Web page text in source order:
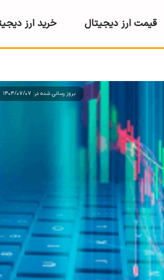
قیمت ارز دیجیتال خرید ارز
بروز رسانی شده در: 1404/07/07